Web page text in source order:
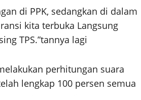
di PPK, sedangkan di dalam
kita terbuka Langsung
TPS.”tannya lagi
perhitungan suara
lengkap 100 persen semua